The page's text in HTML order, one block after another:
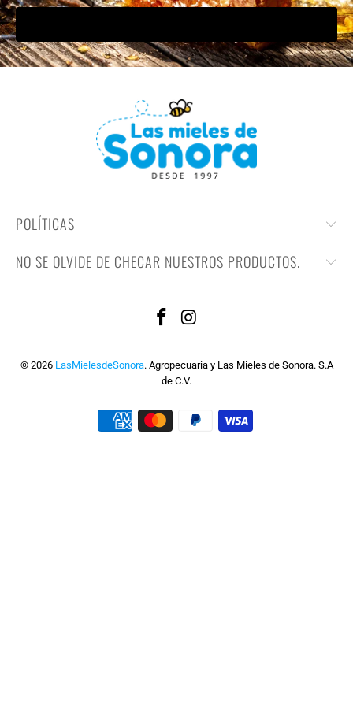
POLÍTICAS
NO SE OLVIDE DE CHECAR NUESTROS PRODUCTOS.
© 2026 LasMielesdeSonora. Agropecuaria y Las Mieles de Sonora. S.A
de C.V.